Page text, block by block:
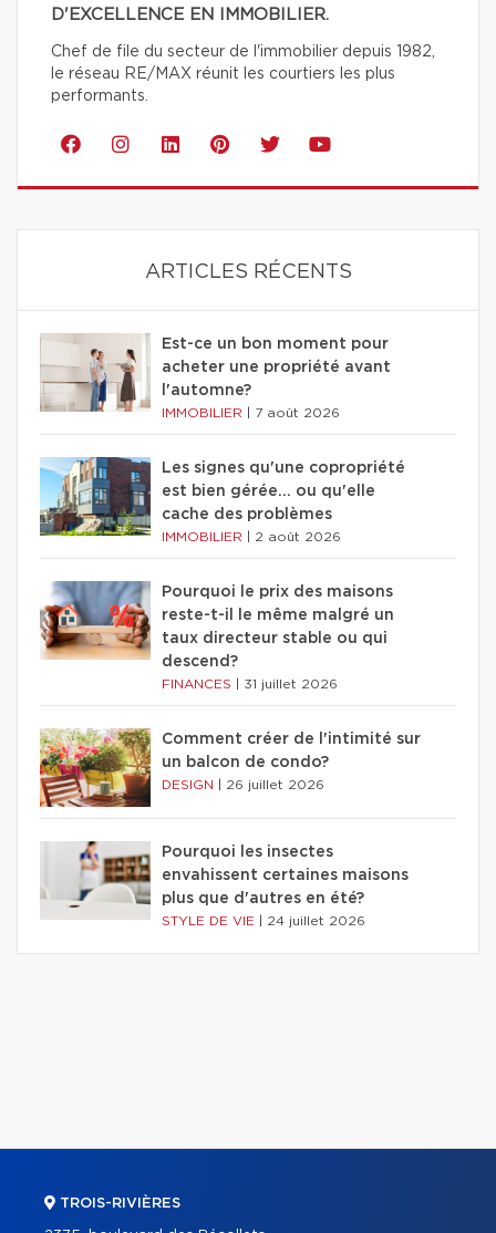
D'EXCELLENCE EN IMMOBILIER.
Chef de file du secteur de l'immobilier depuis 1982,
le réseau RE/MAX réunit les courtiers les plus
performants.
ARTICLES RÉCENTS
Est-ce un bon moment pour
acheter une propriété avant
l'automne?
IMMOBILIER 7 août 2026
Les signes qu'une copropriété
est bien gérée… ou qu'elle
cache des problèmes
IMMOBILIER 2 août 2026
Pourquoi le prix des maisons
reste-t-il le même malgré un
taux directeur stable ou qui
descend?
FINANCES 31 juillet 2026
Comment créer de l'intimité sur
un balcon de condo?
DESIGN 26 juillet 2026
Pourquoi les insectes
envahissent certaines maisons
plus que d'autres en été?
STYLE DE VIE 24 juillet 2026
TROIS-RIVIÈRES